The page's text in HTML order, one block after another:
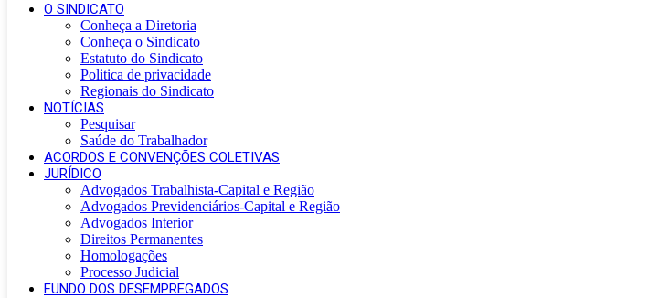
O SINDICATO
Conheça a Diretoria
Conheça o Sindicato
Estatuto do Sindicato
Politica de privacidade
Regionais do Sindicato
NOTÍCIAS
Pesquisar
Saúde do Trabalhador
ACORDOS E CONVENÇÕES COLETIVAS
JURÍDICO
Advogados Trabalhista-Capital e Região
Advogados Previdenciários-Capital e Região
Advogados Interior
Direitos Permanentes
Homologações
Processo Judicial
FUNDO DOS DESEMPREGADOS